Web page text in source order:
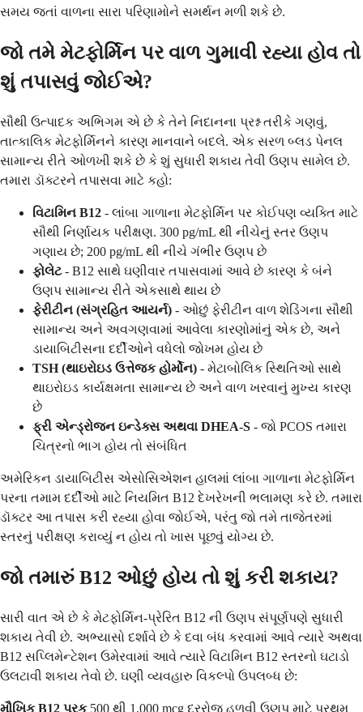
સમય જતાં વાળના સારા પરિણામોને સમર્થન મળી શકે છે.
જો તમે મેટફોર્મિન પર વાળ ગુમાવી રહ્યા હોવ તો
શું તપાસવું જોઈએ?
સૌથી ઉત્પાદક અભિગમ એ છે કે તેને નિદાનના પ્રશ્ન તરીકે ગણવું,
તાત્કાલિક મેટફોર્મિનને કારણ માનવાને બદલે. એક સરળ બ્લડ પેનલ
સામાન્ય રીતે ઓળખી શકે છે કે શું સુધારી શકાય તેવી ઉણપ સામેલ છે.
તમારા ડૉક્ટરને તપાસવા માટે કહો:
વિટામિન B12 - લાંબા ગાળાના મેટફોર્મિન પર કોઈપણ વ્યક્તિ માટે
સૌથી નિર્ણાયક પરીક્ષણ. 300 pg/mL થી નીચેનું સ્તર ઉણપ
ગણાય છે; 200 pg/mL થી નીચે ગંભીર ઉણપ છે
ફોલેટ- B12 સાથે ઘણીવાર તપાસવામાં આવે છે કારણ કે બંને
ઉણપ સામાન્ય રીતે એકસાથે થાય છે
ફેરીટીન (સંગ્રહિત આયર્ન) - ઓછું ફેરીટીન વાળ શેડિંગના સૌથી
સામાન્ય અને અવગણવામાં આવેલા કારણોમાંનું એક છે, અને
ડાયાબિટીસના દર્દીઓને વધેલો જોખમ હોય છે
TSH (થાઇરોઇડ ઉત્તેજક હોર્મોન) - મેટાબોલિક સ્થિતિઓ સાથે
થાઇરોઇડ કાર્યક્ષમતા સામાન્ય છે અને વાળ ખરવાનું મુખ્ય કારણ
છે
ફ્રી એન્ડ્રોજન ઇન્ડેક્સ અથવા DHEA-S - જો PCOS તમારા
ચિત્રનો ભાગ હોય તો સંબંધિત
અમેરિકન ડાયાબિટીસ એસોસિએશન હાલમાં લાંબા ગાળાના મેટફોર્મિન
પરના તમામ દર્દીઓ માટે નિયમિત B12 દેખરેખની ભલામણ કરે છે. તમારા
ડૉક્ટર આ તપાસ કરી રહ્યા હોવા જોઈએ, પરંતુ જો તમે તાજેતરમાં
સ્તરનું પરીક્ષણ કરાવ્યું ન હોય તો ખાસ પૂછવું યોગ્ય છે.
જો તમારું B12 ઓછું હોય તો શું કરી શકાય?
સારી વાત એ છે કે મેટફોર્મિન-પ્રેરિત B12 ની ઉણપ સંપૂર્ણપણે સુધારી
શકાય તેવી છે. અભ્યાસો દર્શાવે છે કે દવા બંધ કરવામાં આવે ત્યારે અથવા
B12 સપ્લિમેન્ટેશન ઉમેરવામાં આવે ત્યારે વિટામિન B12 સ્તરનો ઘટાડો
ઉલટાવી શકાય તેવો છે. ઘણી વ્યવહારુ વિકલ્પો ઉપલબ્ધ છે:
મૌખિક B12 પૂરક500 થી 1,000 mcg દરરોજ હળવી ઉણપ માટે પ્રથમ